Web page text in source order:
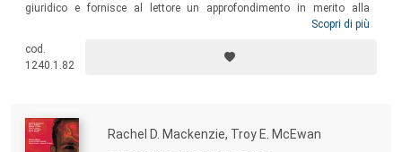
giuridico e fornisce al lettore un approfondimento in merito alla
strutturazione della perizia come strumento concreto attraverso il
riferimento destinato ai giovani professionisti che si avvicinano al
mondo peritale, ma utile anche per i colleghi più esperti provenienti da
Scopri di più
cod.
1240.1.82
Rachel D. Mackenzie, Troy E. McEwan